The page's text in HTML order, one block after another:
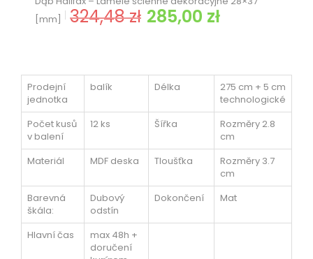
[mm]
324,48zł Pierwotna cena wynosiła: 324,48 zł.
285,00 zł
Prodejní
jednotka
balík Délka
275 cm + 5 cm
technologické
Počet kusů
v balení
12 ks Šířka
Rozměry 2.8
cm
Materiál
MDF deska Tloušťka
Rozměry 3.7
cm
Barevná
škála:
Dubový
odstín
Dokončení Mat
Hlavní čas
max 48h +
doručení